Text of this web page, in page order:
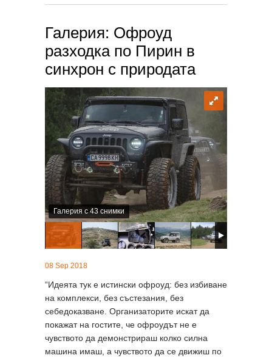
Галерия: Офроуд
разходка по Пирин в
синхрон с природата
Галерия с 43 снимки
08 Sep 2018
“Идеята тук е истински офроуд: без избиване
на комплекси, без състезания, без
себедоказване. Организаторите искат да
покажат на гостите, че офроудът не е
чувството да демонстрираш колко силна
машина имаш, а чувството да се движиш по